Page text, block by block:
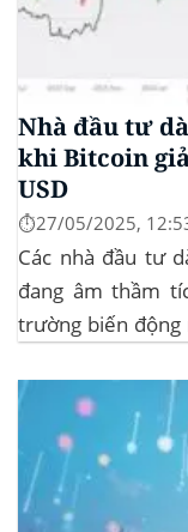
Nhà đầu tư
khi Bitcoin
USD
⏱️27/05/2025,
Các nhà đầu tư
đang âm thầm
trường biến động
khiến hơn 185